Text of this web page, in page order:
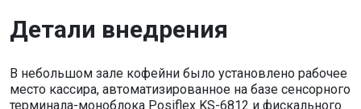
Детали внедрения
В небольшом зале кофейни было установлено рабочее
место кассира, автоматизированное на базе сенсорного
терминала-моноблока Posiflex KS-6812 и фискального